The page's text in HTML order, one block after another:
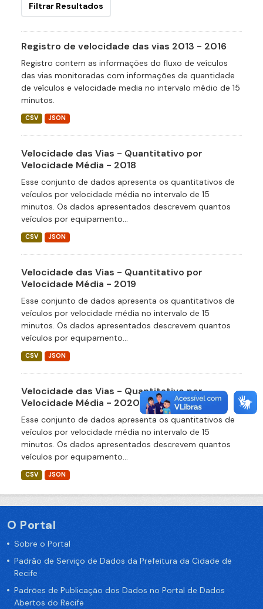
Filtrar Resultados
Registro de velocidade das vias 2013 - 2016
Registro contem as informações do fluxo de veículos
das vias monitoradas com informações de quantidade
de veículos e velocidade media no intervalo médio de 15
minutos.
CSV JSON
Velocidade das Vias - Quantitativo por
Velocidade Média - 2018
Esse conjunto de dados apresenta os quantitativos de
veículos por velocidade média no intervalo de 15
minutos. Os dados apresentados descrevem quantos
veículos por equipamento...
CSV JSON
Velocidade das Vias - Quantitativo por
Velocidade Média - 2019
Esse conjunto de dados apresenta os quantitativos de
veículos por velocidade média no intervalo de 15
minutos. Os dados apresentados descrevem quantos
veículos por equipamento...
CSV JSON
Velocidade das Vias - Quantitativo por
Velocidade Média - 2020
Esse conjunto de dados apresenta os quantitativos de
veículos por velocidade média no intervalo de 15
minutos. Os dados apresentados descrevem quantos
veículos por equipamento...
CSV JSON
O Portal
Sobre o Portal
Padrão de Serviço de Dados da Prefeitura da Cidade de
Recife
Padrões de Publicação dos Dados no Portal de Dados
Abertos do Recife